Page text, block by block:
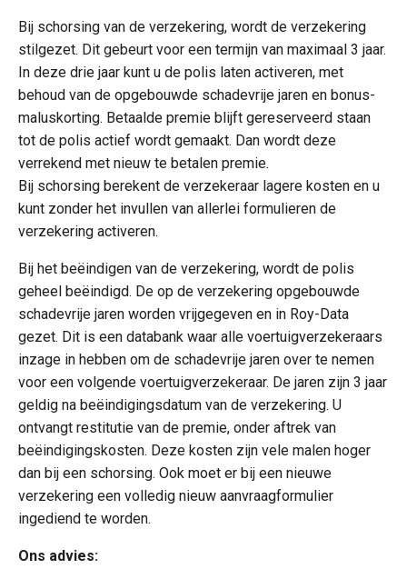
Bij schorsing van de verzekering, wordt de verzekering
stilgezet. Dit gebeurt voor een termijn van maximaal 3 jaar.
In deze drie jaar kunt u de polis laten activeren, met
behoud van de opgebouwde schadevrije jaren en bonus-
maluskorting. Betaalde premie blijft gereserveerd staan
tot de polis actief wordt gemaakt. Dan wordt deze
verrekend met nieuw te betalen premie.
Bij schorsing berekent de verzekeraar lagere kosten en u
kunt zonder het invullen van allerlei formulieren de
verzekering activeren.
Bij het beëindigen van de verzekering, wordt de polis
geheel beëindigd. De op de verzekering opgebouwde
schadevrije jaren worden vrijgegeven en in Roy-Data
gezet. Dit is een databank waar alle voertuigverzekeraars
inzage in hebben om de schadevrije jaren over te nemen
voor een volgende voertuigverzekeraar. De jaren zijn 3 jaar
geldig na beëindigingsdatum van de verzekering. U
ontvangt restitutie van de premie, onder aftrek van
beëindigingskosten. Deze kosten zijn vele malen hoger
dan bij een schorsing. Ook moet er bij een nieuwe
verzekering een volledig nieuw aanvraagformulier
ingediend te worden.
Ons advies: